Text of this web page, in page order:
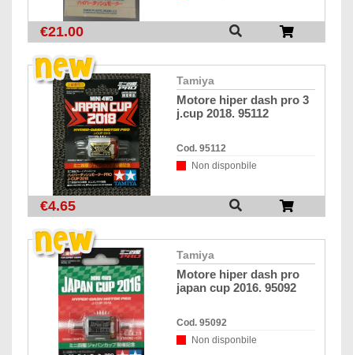
€21.00
tamiya
motore hiper dash pro 3
j.cup 2018. 95112
Cod. 95112
Non disponbile
€4.65
tamiya
motore hiper dash pro
japan cup 2016. 95092
Cod. 95092
Non disponbile